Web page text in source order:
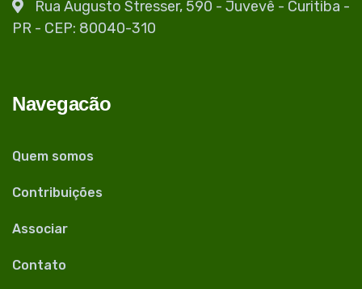
Rua Augusto Stresser, 590 - Juvevê - Curitiba -
PR - CEP: 80040-310
Navegacão
Quem somos
Contribuições
Associar
Contato